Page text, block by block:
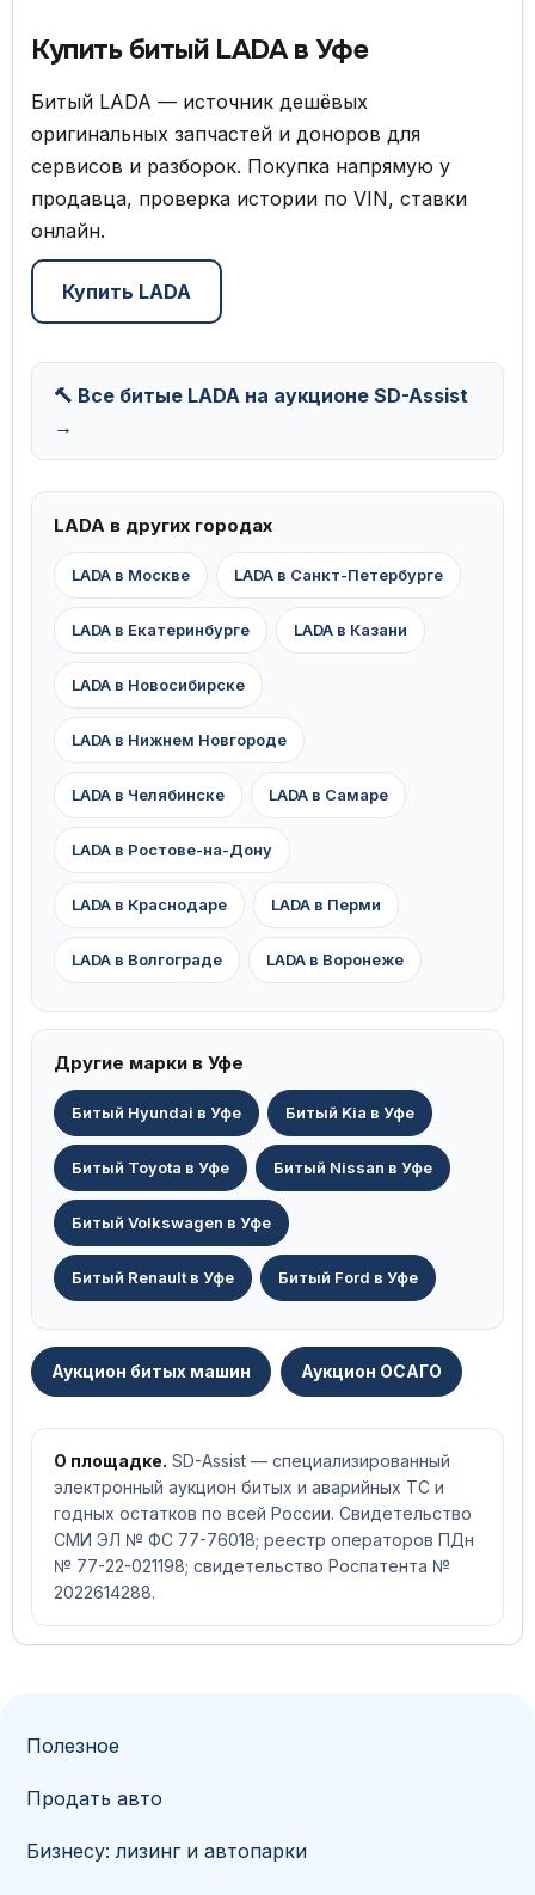
Купить битый LADA в Уфе
Битый LADA — источник дешёвых
оригинальных запчастей и доноров для
сервисов и разборок. Покупка напрямую у
продавца, проверка истории по VIN, ставки
онлайн.
Купить LADA
🔨 Все битые LADA на аукционе SD-Assist
→
LADA в других городах
LADA в Москве LADA в Санкт-Петербурге
LADA в Екатеринбурге LADA в Казани
LADA в Новосибирске
LADA в Нижнем Новгороде
LADA в Челябинске LADA в Самаре
LADA в Ростове-на-Дону
LADA в Краснодаре LADA в Перми
LADA в Волгограде LADA в Воронеже
Другие марки в Уфе
Битый Hyundai в Уфе Битый Kia в Уфе
Битый Toyota в Уфе Битый Nissan в Уфе
Битый Volkswagen в Уфе
Битый Renault в Уфе Битый Ford в Уфе
Аукцион битых машин Аукцион ОСАГО
О площадке. SD-Assist — специализированный
электронный аукцион битых и аварийных ТС и
годных остатков по всей России. Свидетельство
СМИ ЭЛ № ФС 77-76018; реестр операторов ПДн
№ 77-22-021198; свидетельство Роспатента №
2022614288.
Полезное
Продать авто
Бизнесу: лизинг и автопарки